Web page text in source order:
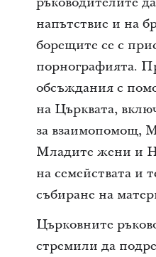
напътствие и на
борещите се с
порнографията.
обсъждания с
на Църквата,
за взаимопомощ,
Младите жени и
на семействата и
събиране на
Църковните
стремили да